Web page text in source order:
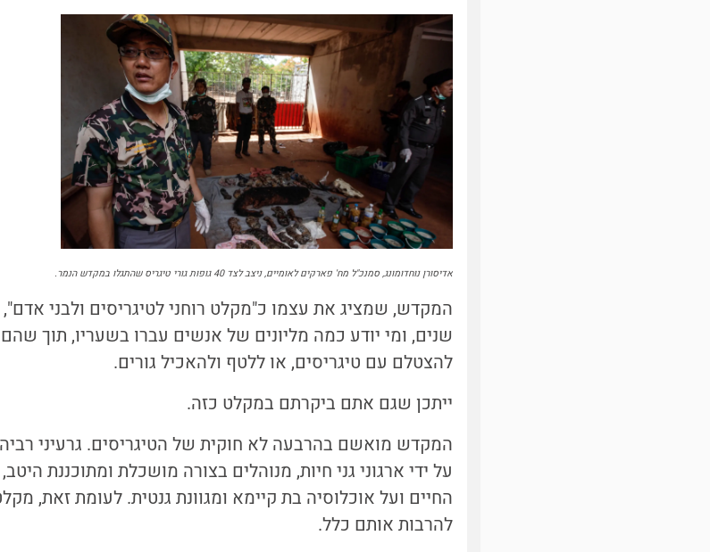
אדיסורן נוחדומונג, סמנכ"ל מח' פארקים לאומיים, ניצב לצד 40 גופות גורי טיגריס שהתגלו במקדש הנמר.
שנים, ומי יודע כמה מליונים של אנשים עברו בשעריו, תוך
להצטלם עם טיגריסים, או ללטף ולהאכיל גורים.
ייתכן שגם אתם ביקרתם במקלט כזה.
המקדש מואשם בהרבעה לא חוקית של הטיגריסים. גרעיני רביה
על ידי ארגוני גני חיות, מנוהלים בצורה מושכלת ומתוכננת
החיים ועל אוכלוסיה בת קיימא ומגוונת גנטית. לעומת זאת,
להרבות אותם כלל.